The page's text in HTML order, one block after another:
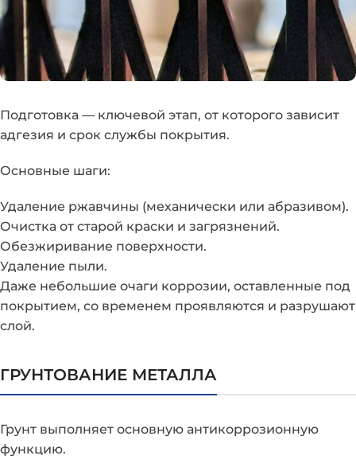
Подготовка — ключевой этап, от которого зависит
адгезия и срок службы покрытия.
Основные шаги:
Удаление ржавчины (механически или абразивом).
Очистка от старой краски и загрязнений.
Обезжиривание поверхности.
Удаление пыли.
Даже небольшие очаги коррозии, оставленные под
покрытием, со временем проявляются и разрушают
слой.
ГРУНТОВАНИЕ МЕТАЛЛА
Грунт выполняет основную антикоррозионную
функцию.